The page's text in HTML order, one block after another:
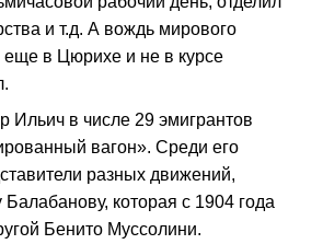
и т.д. А вождь мирового
еще в Цюрихе и не в курсе
Ильич в числе 29 эмигрантов
вагон». Среди его
разных движений,
которая с 1904 года
Бенито Муссолини.